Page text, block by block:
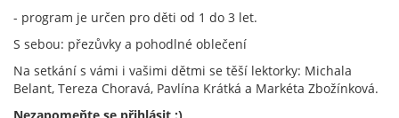
- program je určen pro děti od 1 do 3 let.
S sebou: přezůvky a pohodlné oblečení
Na setkání s vámi i vašimi dětmi se těší lektorky: Michala
Belant, Tereza Choravá, Pavlína Krátká a Markéta Zbožínková.